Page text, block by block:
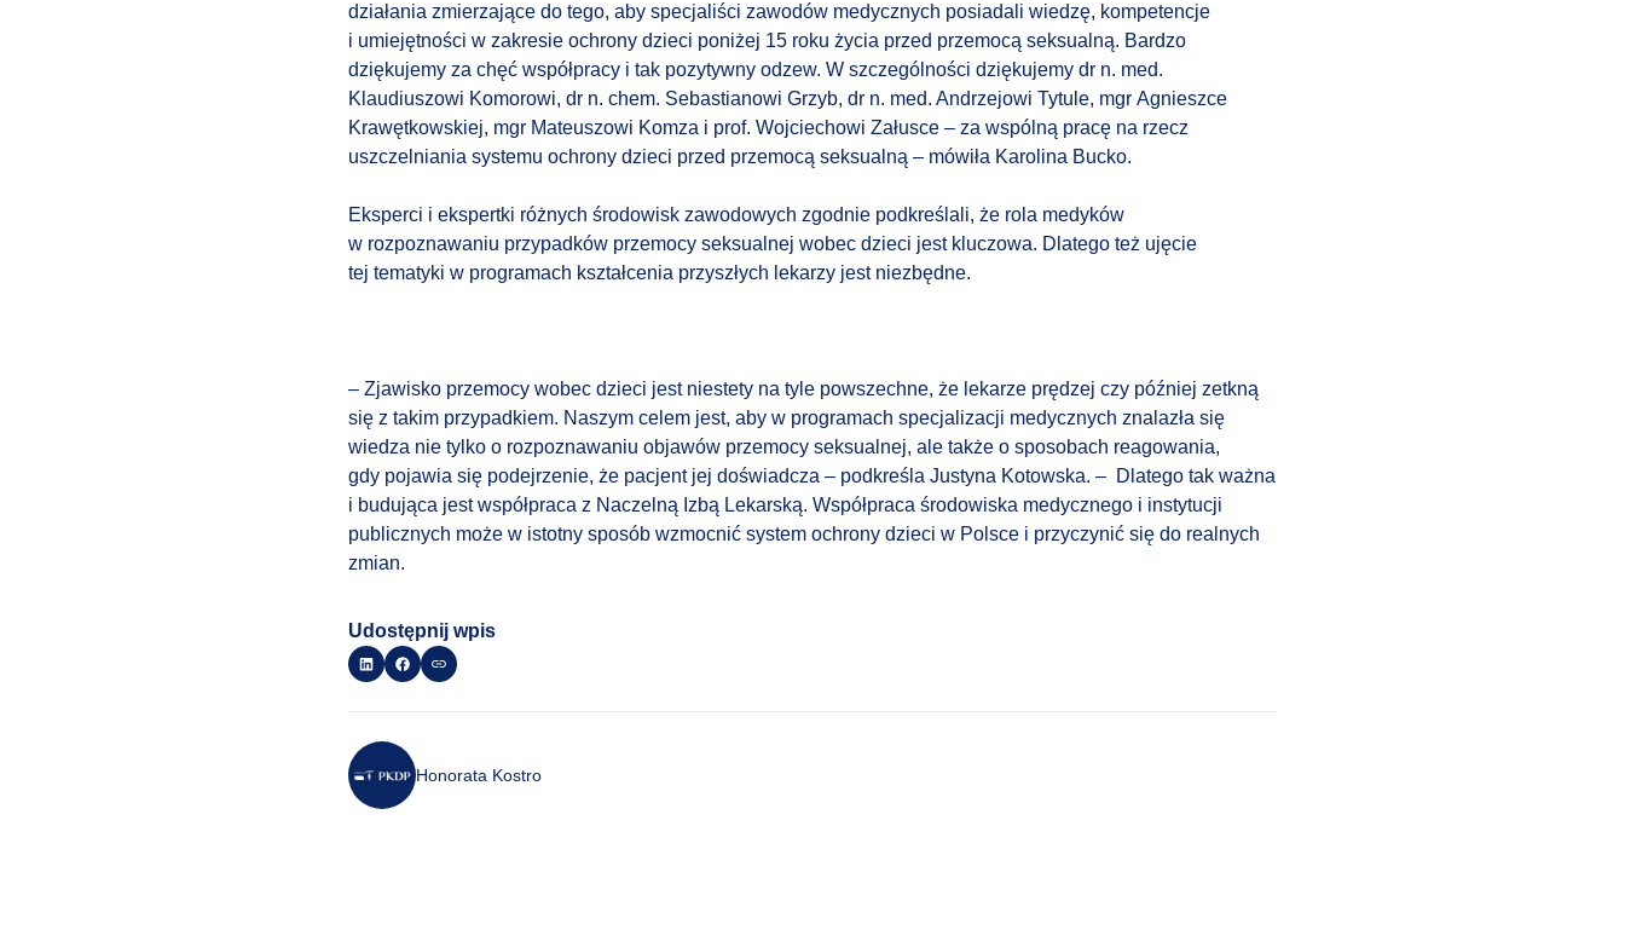
działania zmierzające do tego, aby specjaliści zawodów medycznych posiadali wiedzę, kompetencje
i umiejętności w zakresie ochrony dzieci poniżej 15 roku życia przed przemocą seksualną. Bardzo
dziękujemy za chęć współpracy i tak pozytywny odzew. W szczególności dziękujemy dr n. med.
Klaudiuszowi Komorowi, dr n. chem. Sebastianowi Grzyb, dr n. med. Andrzejowi Tytule, mgr Agnieszce
Krawętkowskiej, mgr Mateuszowi Komza i prof. Wojciechowi Załusce – za wspólną pracę na rzecz
uszczelniania systemu ochrony dzieci przed przemocą seksualną – mówiła Karolina Bucko.
Eksperci i ekspertki różnych środowisk zawodowych zgodnie podkreślali, że rola medyków
w rozpoznawaniu przypadków przemocy seksualnej wobec dzieci jest kluczowa. Dlatego też ujęcie
tej tematyki w programach kształcenia przyszłych lekarzy jest niezbędne.
– Zjawisko przemocy wobec dzieci jest niestety na tyle powszechne, że lekarze prędzej czy później zetkną
się z takim przypadkiem. Naszym celem jest, aby w programach specjalizacji medycznych znalazła się
wiedza nie tylko o rozpoznawaniu objawów przemocy seksualnej, ale także o sposobach reagowania,
gdy pojawia się podejrzenie, że pacjent jej doświadcza – podkreśla Justyna Kotowska. – Dlatego tak ważna
i budująca jest współpraca z Naczelną Izbą Lekarską. Współpraca środowiska medycznego i instytucji
publicznych może w istotny sposób wzmocnić system ochrony dzieci w Polsce i przyczynić się do realnych
zmian.
Udostępnij wpis
Honorata Kostro